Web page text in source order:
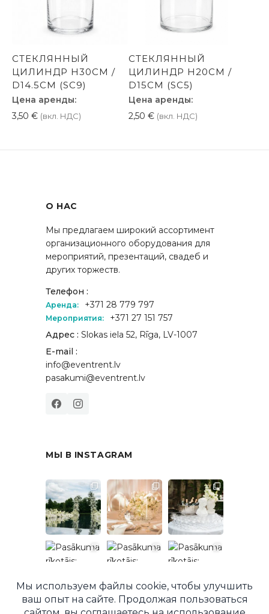
СТЕКЛЯННЫЙ
ЦИЛИНДР H30СМ /
D14.5СМ (SC9)
Цена аренды:
3,50 € (вкл. НДС)
СТЕКЛЯННЫЙ
ЦИЛИНДР H20СМ /
D15СМ (SC5)
Цена аренды:
2,50 € (вкл. НДС)
О НАС
Мы предлагаем широкий ассортимент
организационного оборудования для
мероприятий, презентаций, свадеб и
других торжеств.
Телефон :
Аренда: +371 28 779 797
Мероприятия:
+371 27 151 757
Адрес : Slokas iela 52, Rīga, LV-1007
E-mail :
info@eventrent.lv
pasakumi@eventrent.lv
МЫ В INSTAGRAM